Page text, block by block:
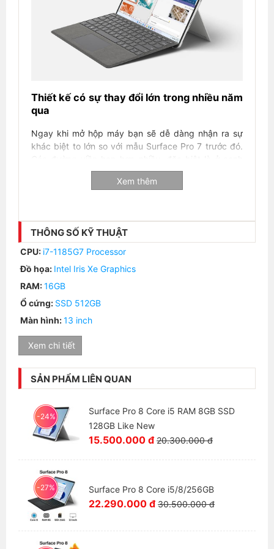
Thiết kế có sự thay đổi lớn trong nhiều năm
qua
Ngay khi mở hộp máy bạn sẽ dễ dàng nhận ra sự
khác biệt to lớn so với mẫu Surface Pro 7 trước đó.
trái và phải, với kích thước đường chéo tăng từ 12,3
lên 13 inch, giúp thiết bị trông hiện đại hơn.
sang trọng của dòng Surface Pro nhưng các đường
bo góc trên mẫu mới này cong tròn mềm mại hơn,
giúp mang lại cảm giác cầm nắm thoải mái. Vỏ máy
được làm bằng nhôm đáp ứng được cả hai tiêu chí là
độ bền và yếu tố thẩm mỹ.
Vì có kích thước lớn hơn nên trọng lượng của máy sẽ
tăng, tuy nhiên chỉ tăng lên rất nhẹ 100g, nếu kết
hợp với bàn phím rời thì tổng trọng lượng sẽ là 1.2kg.
máy tính nhỏ nhất ở thời điểm hiện tại, phù hợp với
những người thường xuyên di chuyển.
Xem thêm
THÔNG SỐ KỸ THUẬT
CPU: i7-1185G7 Processor
Đồ họa: Intel Iris Xe Graphics
RAM:16GB
Ổ cứng: SSD 512GB
Màn hình:13 inch
Xem chi tiết
SẢN PHẨM LIÊN QUAN
-24%
Surface Pro 8 Core i5 RAM 8GB SSD
128GB Like New
15.500.000 đ 20.300.000 đ
-27% Surface Pro 8 Core i5/8/256GB
22.290.000 đ 30.500.000 đ